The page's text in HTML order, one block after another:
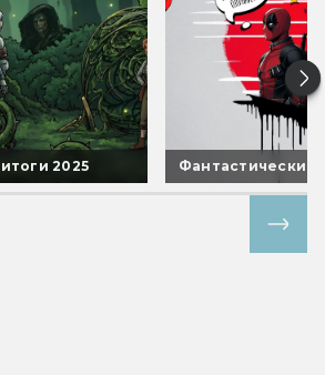
2025 Фантастические